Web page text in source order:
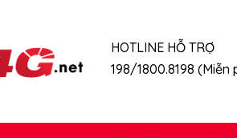
HOTLINE HỖ TRỢ
198/1800.8198 (Miễn